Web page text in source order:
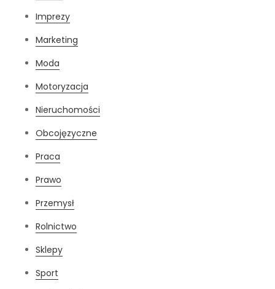
Imprezy
Marketing
Moda
Motoryzacja
Nieruchomości
Obcojęzyczne
Praca
Prawo
Przemysł
Rolnictwo
Sklepy
Sport